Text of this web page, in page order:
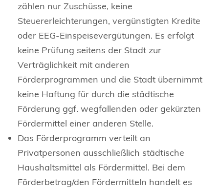
zählen nur Zuschüsse, keine
Steuererleichterungen, vergünstigten Kredite
oder EEG-Einspeisevergütungen. Es erfolgt
keine Prüfung seitens der Stadt zur
Verträglichkeit mit anderen
Förderprogrammen und die Stadt übernimmt
keine Haftung für durch die städtische
Förderung ggf. wegfallenden oder gekürzten
Fördermittel einer anderen Stelle.
Das Förderprogramm verteilt an
Privatpersonen ausschließlich städtische
Haushaltsmittel als Fördermittel. Bei dem
Förderbetrag/den Fördermitteln handelt es